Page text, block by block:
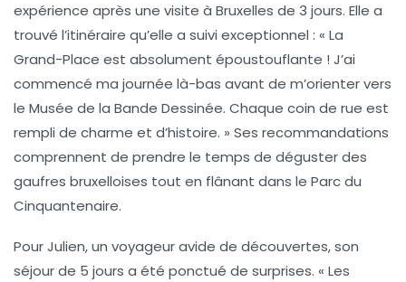
expérience après une visite à Bruxelles de 3 jours. Elle a
trouvé l’itinéraire qu’elle a suivi exceptionnel : « La
Grand-Place est absolument époustouflante ! J’ai
commencé ma journée là-bas avant de m’orienter vers
le Musée de la Bande Dessinée. Chaque coin de rue est
rempli de charme et d’histoire. » Ses recommandations
comprennent de prendre le temps de déguster des
gaufres bruxelloises tout en flânant dans le Parc du
Cinquantenaire.
Pour Julien, un voyageur avide de découvertes, son
séjour de 5 jours a été ponctué de surprises. « Les